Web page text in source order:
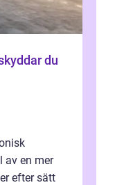
du
av en mer
efter sätt